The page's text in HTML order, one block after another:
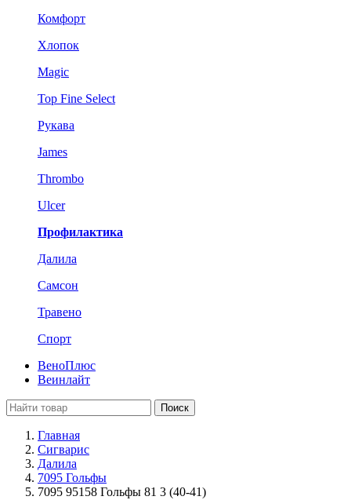
Комфорт
Хлопок
Magic
Top Fine Select
Рукава
James
Thrombo
Ulcer
Профилактика
Далила
Самсон
Травено
Спорт
ВеноПлюс
Веинлайт
Поиск
Главная
Сигварис
Далила
7095 Гольфы
7095 95158 Гольфы 81 3 (40-41)